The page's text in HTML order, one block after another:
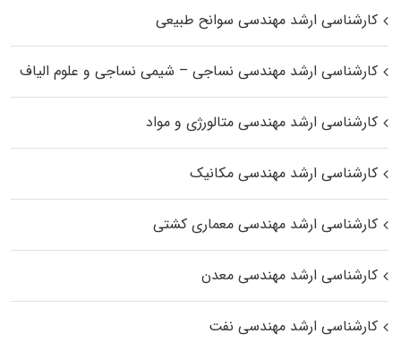
کارشناسی ارشد مهندسی سوانح طبیعی
کارشناسی ارشد مهندسی نساجی – شیمی نساجی و علوم الیاف
کارشناسی ارشد مهندسی متالورژی و مواد
کارشناسی ارشد مهندسی مکانیک
کارشناسی ارشد مهندسی معماری کشتی
کارشناسی ارشد مهندسی معدن
کارشناسی ارشد مهندسی نفت